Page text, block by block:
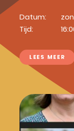
Datum:
Tijd:
LEES MEER